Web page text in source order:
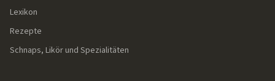
Lexikon
Rezepte
Schnaps, Likör und Spezialitäten